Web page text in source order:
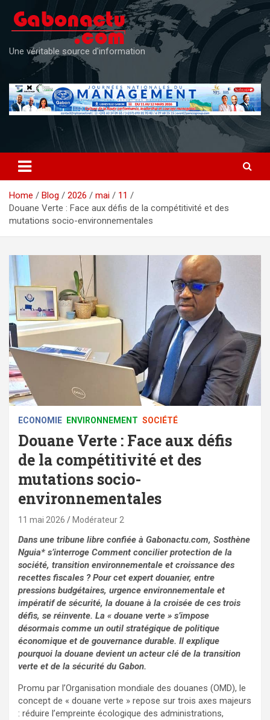
content
Une véritable source d'information
Home Blog 2026 mai
11
Douane Verte : Face aux défis de la compétitivité et des
mutations socio-environnementales
ECONOMIE ENVIRONNEMENT SOCIÉTÉ
Douane Verte : Face aux défis
de la compétitivité et des
mutations socio-
environnementales
11 mai 2026 Modérateur 2
Dans une tribune libre confiée à Gabonactu.com, Sosthène
Nguia* s’interroge Comment concilier protection de la
société, transition environnementale et croissance des
recettes fiscales ? Pour cet expert douanier, entre
pressions budgétaires, urgence environnementale et
impératif de sécurité, la douane à la croisée de ces trois
défis, se réinvente. La « douane verte » s’impose
désormais comme un outil stratégique de politique
économique et de gouvernance durable. Il explique
pourquoi la douane devient un acteur clé de la transition
verte et de la sécurité du Gabon.
Promu par l’Organisation mondiale des douanes (OMD), le
concept de « douane verte » repose sur trois axes majeurs
: réduire l’empreinte écologique des administrations,